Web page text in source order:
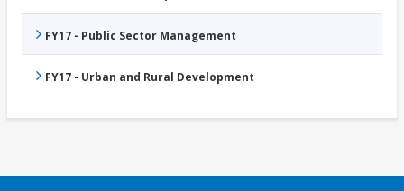
FY17 - Public Sector Management
FY17 - Urban and Rural Development